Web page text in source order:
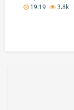
19:19
3.8k